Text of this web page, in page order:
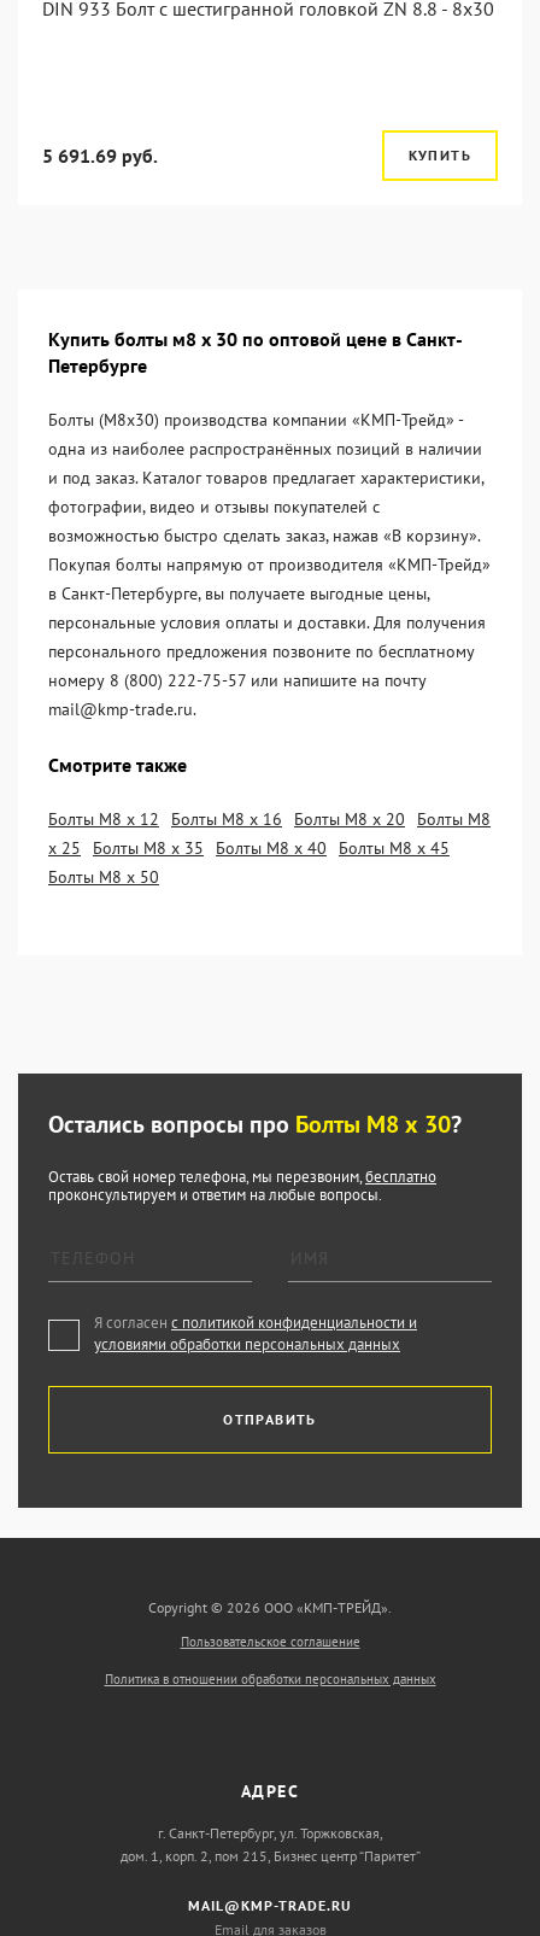
DIN 933 Болт с шестигранной головкой ZN 8.8 - 8x30
5 691.69 руб. КУПИТЬ
Купить болты м8 х 30 по оптовой цене в Санкт-
Петербурге
Болты (М8х30) производства компании «KМП-Трейд» -
одна из наиболее распространённых позиций в наличии
и под заказ. Каталог товаров предлагает характеристики,
фотографии, видео и отзывы покупателей с
возможностью быстро сделать заказ, нажав «В корзину».
Покупая болты напрямую от производителя «KМП-Трейд»
в Санкт-Петербурге, вы получаете выгодные цены,
персональные условия оплаты и доставки. Для получения
персонального предложения позвоните по бесплатному
номеру 8 (800) 222-75-57 или напишите на почту
mail@kmp-trade.ru.
Смотрите также
Болты М8 х 12 Болты М8 х 16 Болты М8 х 20
Болты М8
х 25
Болты М8 х 35 Болты М8 х 40
Болты М8 х 45
Болты М8 х 50
Остались вопросы про Болты М8 х 30?
Оставь свой номер телефона, мы перезвоним,бесплатно
проконсультируем и ответим на любые вопросы.
Я согласен с политикой конфиденциальности и
условиями обработки персональных данных
ОТПРАВИТЬ
Copyright © 2026 ООО «КМП-ТРЕЙД».
Пользовательское соглашение
Политика в отношении обработки персональных данных
АДРЕС
г. Санкт-Петербург, ул. Торжковская,
дом. 1, корп. 2, пом 215, Бизнес центр “Паритет”
MAIL@KMP-TRADE.RU
Email для заказов